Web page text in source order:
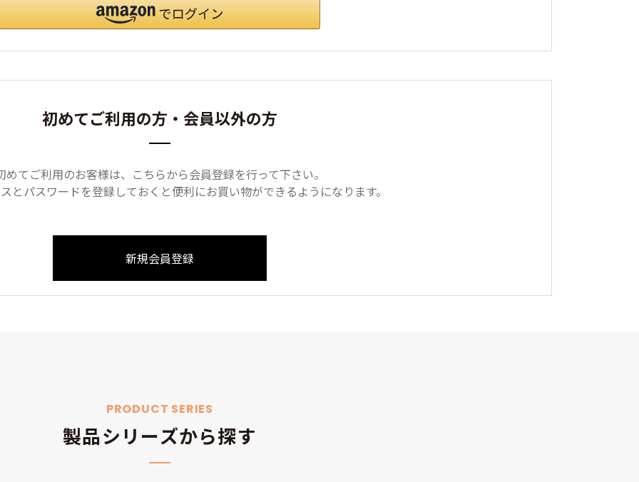
初めてご利用の方・会員以外の方
めてご利用のお客様は、こちらから会員登録を行って下さい。
とパスワードを登録しておくと便利にお買い物ができるようになります。
PRODUCT SERIES
製品シリーズから探す